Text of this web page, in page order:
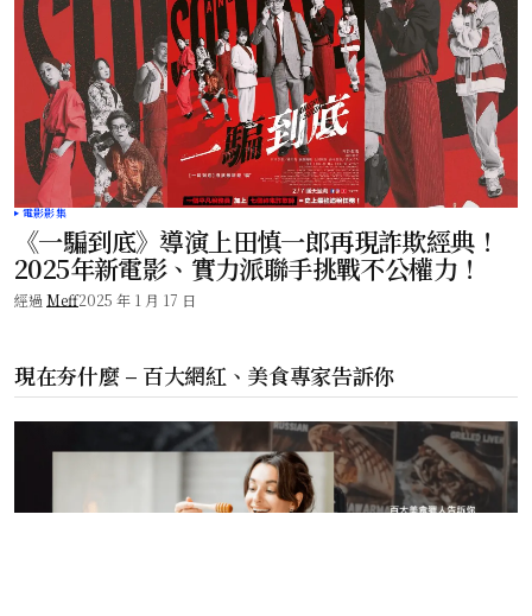
電影影集
《一騙到底》導演上田慎一郎再現詐欺經典！
2025年新電影、實力派聯手挑戰不公權力！
經過 Meff2025 年 1 月 17 日
現在夯什麼 – 百大網紅、美食專家告訴你